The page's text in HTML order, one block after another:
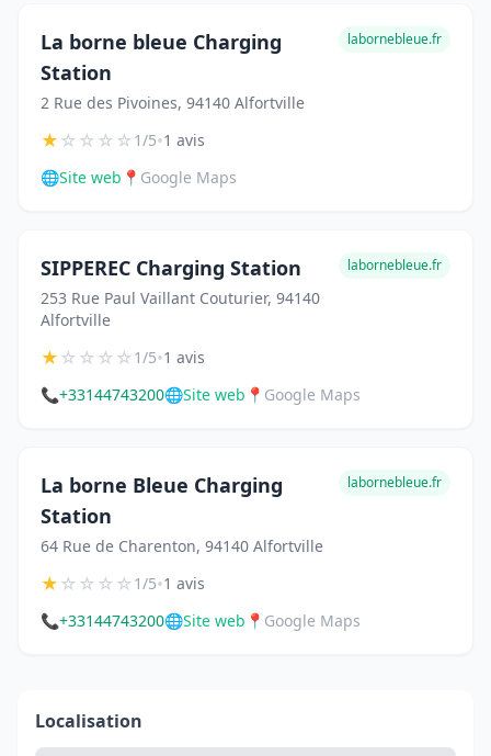
La borne bleue Charging
Station
2 Rue des Pivoines, 94140 Alfortville
labornebleue.fr
★☆☆☆☆1/5•1 avis
🌐Site web 📍 Google Maps
SIPPEREC Charging Station
253 Rue Paul Vaillant Couturier, 94140
Alfortville
labornebleue.fr
★☆☆☆☆1/5•1 avis
📞+33144743200🌐Site web 📍 Google Maps
La borne Bleue Charging
Station
64 Rue de Charenton, 94140 Alfortville
labornebleue.fr
★☆☆☆☆1/5•1 avis
📞+33144743200🌐Site web 📍 Google Maps
Localisation